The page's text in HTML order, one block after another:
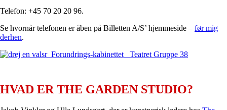
Telefon: +45 70 20 20 96.
Se hvornår telefonen er åben på Billetten A/S’ hjemmeside – før mig
derhen.
HVAD ER THE GARDEN STUDIO?